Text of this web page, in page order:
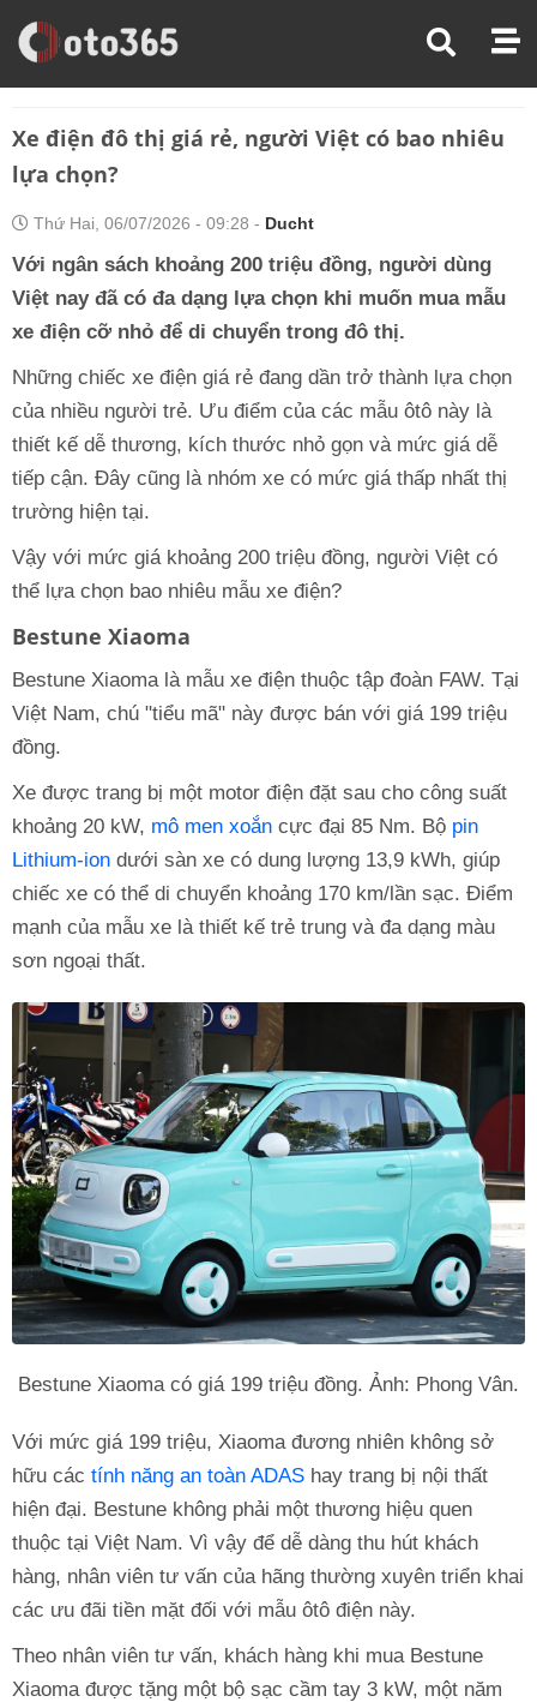
Trang Chủ
Tin Xe
Xe điện đô thị giá rẻ, người Việt có bao nhiêu
lựa chọn?
Thứ Hai, 06/07/2026 - 09:28 - Ducht
Với ngân sách khoảng 200 triệu đồng, người dùng
Việt nay đã có đa dạng lựa chọn khi muốn mua mẫu
xe điện cỡ nhỏ để di chuyển trong đô thị.
Những chiếc xe điện giá rẻ đang dần trở thành lựa chọn
của nhiều người trẻ. Ưu điểm của các mẫu ôtô này là
thiết kế dễ thương, kích thước nhỏ gọn và mức giá dễ
tiếp cận. Đây cũng là nhóm xe có mức giá thấp nhất thị
trường hiện tại.
Vậy với mức giá khoảng 200 triệu đồng, người Việt có
thể lựa chọn bao nhiêu mẫu xe điện?
Bestune Xiaoma
Bestune Xiaoma là mẫu xe điện thuộc tập đoàn FAW. Tại
Việt Nam, chú "tiểu mã" này được bán với giá 199 triệu
đồng.
Xe được trang bị một motor điện đặt sau cho công suất
khoảng 20 kW, mô men xoắn cực đại 85 Nm. Bộ pin
Lithium-ion dưới sàn xe có dung lượng 13,9 kWh, giúp
chiếc xe có thể di chuyển khoảng 170 km/lần sạc. Điểm
mạnh của mẫu xe là thiết kế trẻ trung và đa dạng màu
sơn ngoại thất.
Bestune Xiaoma có giá 199 triệu đồng. Ảnh: Phong Vân.
Với mức giá 199 triệu, Xiaoma đương nhiên không sở
hữu các tính năng an toàn ADAS hay trang bị nội thất
hiện đại. Bestune không phải một thương hiệu quen
thuộc tại Việt Nam. Vì vậy để dễ dàng thu hút khách
hàng, nhân viên tư vấn của hãng thường xuyên triển khai
các ưu đãi tiền mặt đối với mẫu ôtô điện này.
Theo nhân viên tư vấn, khách hàng khi mua Bestune
Xiaoma được tặng một bộ sạc cầm tay 3 kW, một năm